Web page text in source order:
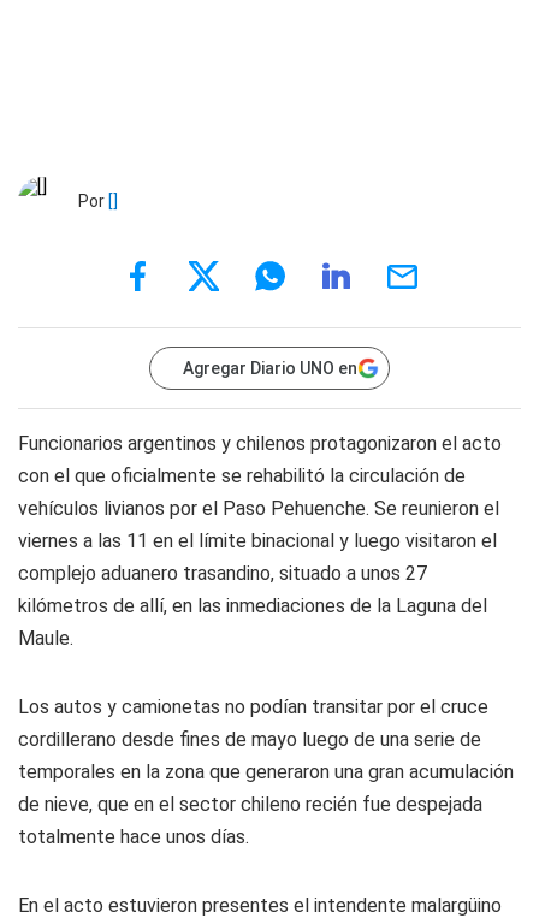
Por []
Agregar Diario UNO en
Funcionarios argentinos y chilenos protagonizaron el acto
con el que oficialmente se rehabilitó la circulación de
vehículos livianos por el Paso Pehuenche. Se reunieron el
viernes a las 11 en el límite binacional y luego visitaron el
complejo aduanero trasandino, situado a unos 27
kilómetros de allí, en las inmediaciones de la Laguna del
Maule.
Los autos y camionetas no podían transitar por el cruce
cordillerano desde fines de mayo luego de una serie de
temporales en la zona que generaron una gran acumulación
de nieve, que en el sector chileno recién fue despejada
totalmente hace unos días.
En el acto estuvieron presentes el intendente malargüino